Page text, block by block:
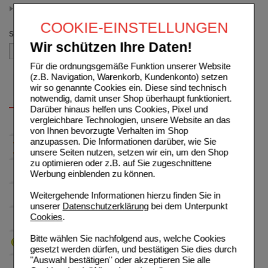
COOKIE-EINSTELLUNGEN
Wir schützen Ihre Daten!
Für die ordnungsgemäße Funktion unserer Website
(z.B. Navigation, Warenkorb, Kundenkonto) setzen
wir so genannte Cookies ein. Diese sind technisch
notwendig, damit unser Shop überhaupt funktioniert.
Darüber hinaus helfen uns Cookies, Pixel und
vergleichbare Technologien, unsere Website an das
von Ihnen bevorzugte Verhalten im Shop
anzupassen. Die Informationen darüber, wie Sie
unsere Seiten nutzen, setzen wir ein, um den Shop
zu optimieren oder z.B. auf Sie zugeschnittene
Werbung einblenden zu können.
Weitergehende Informationen hierzu finden Sie in
unserer Datenschutzerklärungbei dem Unterpunkt
Cookies.
Bitte wählen Sie nachfolgend aus, welche Cookies
gesetzt werden dürfen, und bestätigen Sie dies durch
"Auswahl bestätigen" oder akzeptieren Sie alle
Sortieren nach